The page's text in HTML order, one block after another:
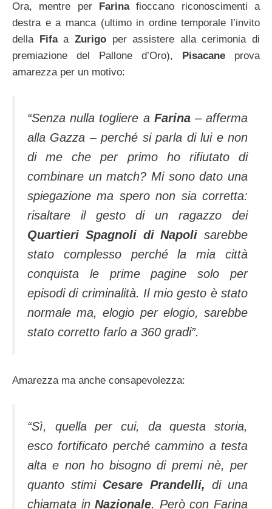
Ora, mentre per Farinafioccano riconoscimenti a
destra e a manca (ultimo in ordine temporale l’invito
della
Fifaa Zurigoper assistere alla cerimonia di
premiazione del Pallone d’Oro),
Pisacane prova
amarezza per un motivo:
“Senza nulla togliere a Farina– afferma
alla Gazza – perché si parla di lui e non
di me che per primo ho rifiutato di
combinare un match? Mi sono dato una
spiegazione ma spero non sia corretta:
risaltare il gesto di un ragazzo dei
Quartieri Spagnoli di Napoli sarebbe
stato complesso perché la mia città
conquista le prime pagine solo per
episodi di criminalità. Il mio gesto è stato
normale ma, elogio per elogio, sarebbe
stato corretto farlo a 360 gradi”.
Amarezza ma anche consapevolezza:
“Sì, quella per cui, da questa storia,
esco fortificato perché cammino a testa
alta e non ho bisogno di premi nè, per
quanto stimi Cesare Prandelli, di una
chiamata inNazionale. Però con Farina